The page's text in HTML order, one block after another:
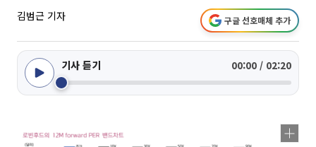
김범근 기자 구글 선호매체 추가
기사 듣기 00:00 / 02:20